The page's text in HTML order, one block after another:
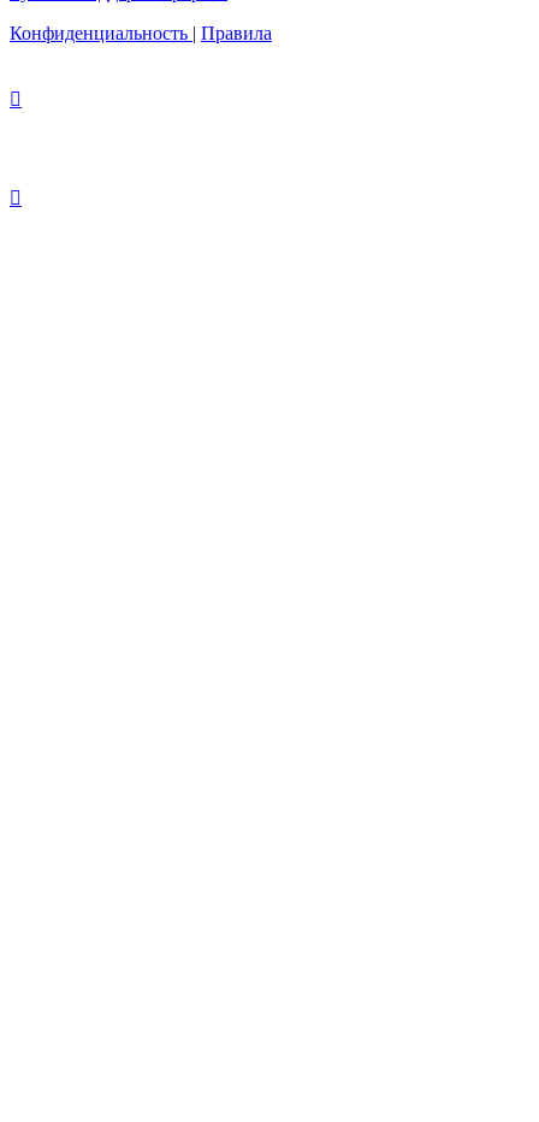
Конфиденциальность | Правила